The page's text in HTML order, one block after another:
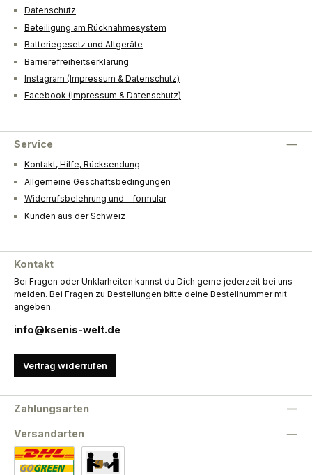
Datenschutz
Beteiligung am Rücknahmesystem
Batteriegesetz und Altgeräte
Barrierefreiheitserklärung
Instagram (Impressum & Datenschutz)
Facebook (Impressum & Datenschutz)
Service
Kontakt, Hilfe, Rücksendung
Allgemeine Geschäftsbedingungen
Widerrufsbelehrung und - formular
Kunden aus der Schweiz
Kontakt
Bei Fragen oder Unklarheiten kannst du Dich gerne jederzeit bei uns
melden. Bei Fragen zu Bestellungen bitte deine Bestellnummer mit
angeben.
info@ksenis-welt.de
Vertrag widerrufen
Zahlungsarten
Versandarten